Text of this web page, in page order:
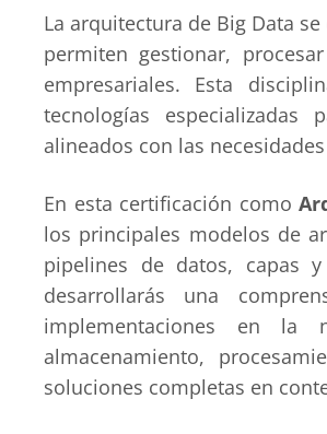
La arquitectura de Big Data
permiten gestionar,
empresariales. Esta
tecnologías
alineados con las
En esta certificación como
los principales modelos de
pipelines de datos, capas
desarrollarás una
implementaciones en la
almacenamiento,
soluciones completas en